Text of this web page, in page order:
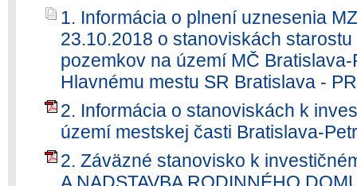
1. Informácia o plnení uznesenia
23.10.2018 o stanoviskách
pozemkov na území MČ
Hlavnému mestu SR Bratislava -
2. Informácia o stanoviskách k
území mestskej časti Bratislava-
2. Záväzné stanovisko k